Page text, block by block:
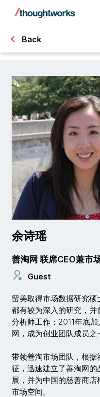
Back
余诗瑶
善淘网 联席CEO兼市
Guest
留美取得市场数据研究
都有较为深入的研究，
分析师工作；2011年底
网，成为创业团队成员之
带领善淘市场团队，根
征，迅速建立了善淘网
展，并为中国的慈善商
市场空间。